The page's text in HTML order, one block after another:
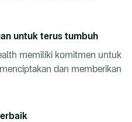
untuk terus tumbuh
memiliki komitmen untuk
dan memberikan